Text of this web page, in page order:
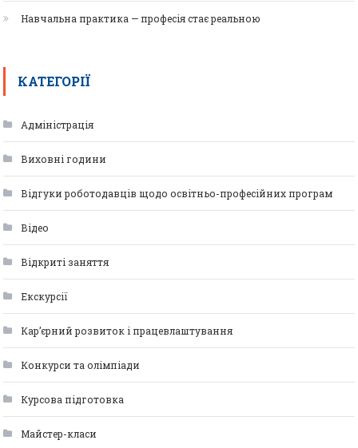
Навчальна практика — професія стає реальною
КАТЕГОРІЇ
Адміністрація
Виховні години
Відгуки роботодавців щодо освітньо-професійних програм
Відео
Відкриті заняття
Екскурсії
Кар’єрний розвиток і працевлаштування
Конкурси та олімпіади
Курсова підготовка
Майстер-класи